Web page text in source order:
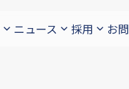
ニュース 採用 お